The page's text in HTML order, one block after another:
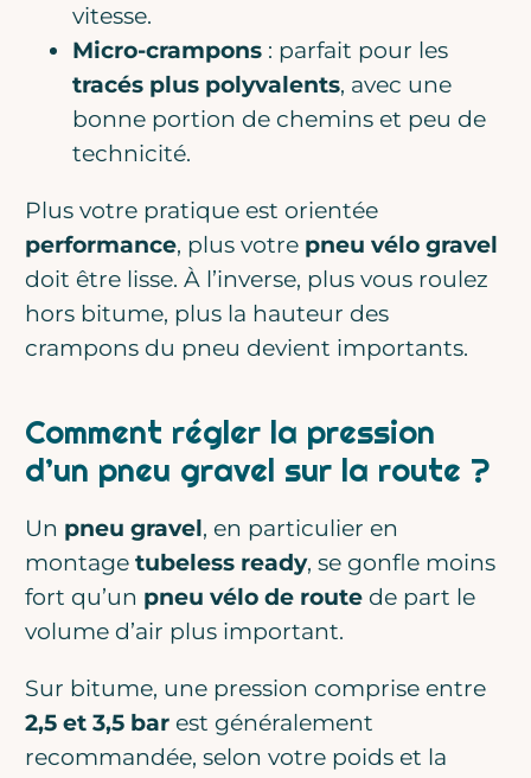
vitesse.
Micro-crampons : parfait pour les
tracés plus polyvalents, avec une
bonne portion de chemins et peu de
technicité.
Plus votre pratique est orientée
performance, plus votre pneu vélo gravel
doit être lisse. À l’inverse, plus vous roulez
hors bitume, plus la hauteur des
crampons du pneu devient importants.
Comment régler la pression
d’un pneu gravel sur la route ?
Un pneu gravel, en particulier en
montagetubeless ready, se gonfle moins
fort qu’un pneu vélo de route de part le
volume d’air plus important.
Sur bitume, une pression comprise entre
2,5 et 3,5 bar est généralement
recommandée, selon votre poids et la